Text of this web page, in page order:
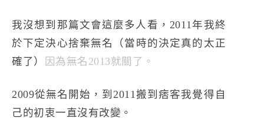
我沒想到那篇文會這麼多人看，2011年我終
於下定決心捨棄無名（當時的決定真的太正
確了）
因為無名2013就關了。
2009從無名開始，到2011搬到痞客我覺得自
己的初衷一直沒有改變。